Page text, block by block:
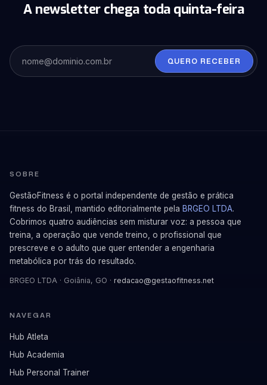
A newsletter chega toda quinta-feira
QUERO RECEBER
SOBRE
GestãoFitness é o portal independente de gestão e prática
fitness do Brasil, mantido editorialmente pela BRGEO LTDA.
Cobrimos quatro audiências sem misturar voz: a pessoa que
treina, a operação que vende treino, o profissional que
prescreve e o adulto que quer entender a engenharia
metabólica por trás do resultado.
BRGEO LTDA · Goiânia, GO · redacao@gestaofitness.net
NAVEGAR
Hub Atleta
Hub Academia
Hub Personal Trainer